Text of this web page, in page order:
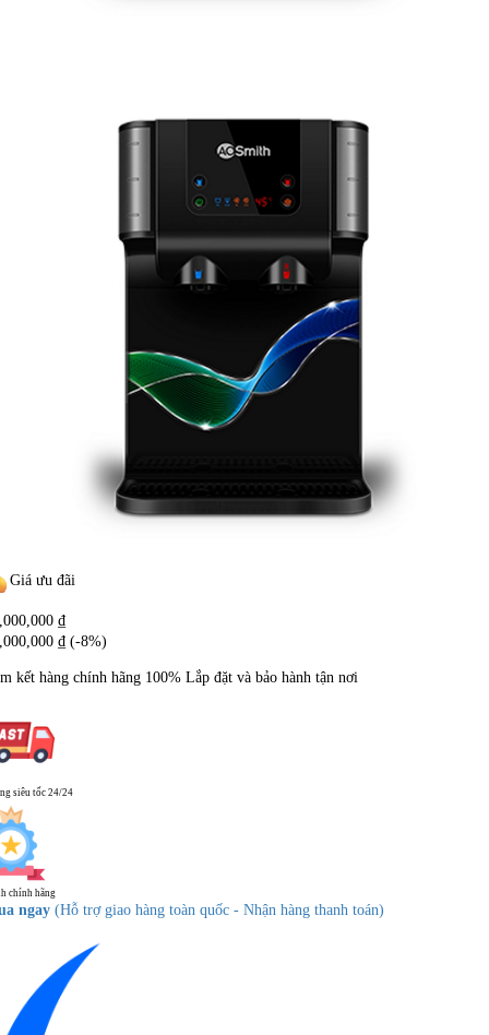
Giá ưu đãi
₫
₫ (-8%)
kết hàng chính hãng 100% Lắp đặt và bảo hành tận nơi
siêu tốc 24/24
chính hãng
ngay (Hỗ trợ giao hàng toàn quốc - Nhận hàng thanh toán)